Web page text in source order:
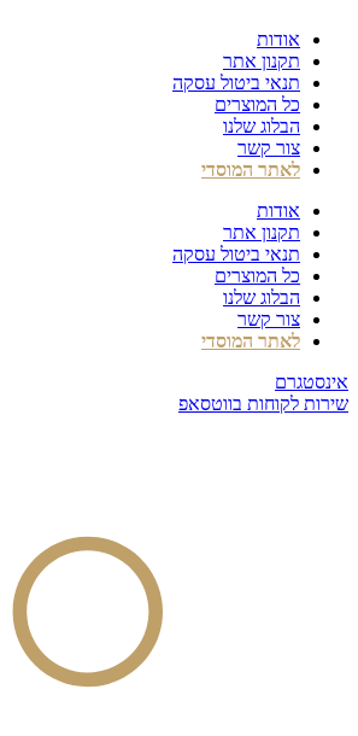
לתוכן
אודות
תקנון אתר
תנאי ביטול עסקה
כל המוצרים
הבלוג שלנו
צור קשר
לאתר המוסדי
אודות
תקנון אתר
תנאי ביטול עסקה
כל המוצרים
הבלוג שלנו
צור קשר
לאתר המוסדי
אינסטגרם
שירות לקוחות בווטסאפ